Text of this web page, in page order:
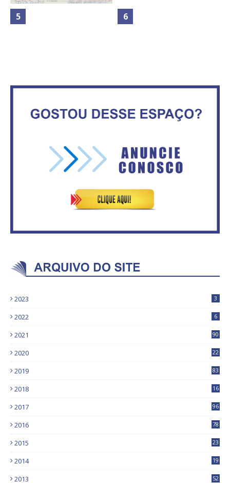
movimenta fim de semana em
consumidores estão
inadimplentes
2023 3
2022 6
2021 90
2020
22
2019
83
2018
16
2017
96
2016
78
2015 23
2014 19
2013 52